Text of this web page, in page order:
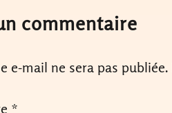
commentaire
e-mail ne sera pas publiée.
*